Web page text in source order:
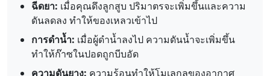
ฉีดยา: เมื่อคุณดึงลูกสูบ ปริมาตรจะเพิ่มขึ้นและความ
ดันลดลง ทำให้ของเหลวเข้าไป
การดำน้ำ: เมื่อผู้ดำน้ำลงไป ความดันน้ำจะเพิ่มขึ้น
ทำให้ก๊าซในปอดถูกบีบอัด
ความดันยาง: ความร้อนทำให้โมเลกุลของอากาศ